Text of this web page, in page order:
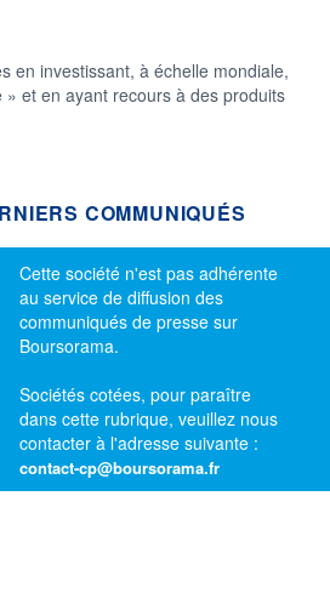
en investissant, à échelle mondiale,
et en ayant recours à des produits
COMMUNIQUÉS
Message d'information
Cette société n'est pas adhérente
au service de diffusion des
communiqués de presse sur
Boursorama.
Sociétés cotées, pour paraître
dans cette rubrique, veuillez nous
contacter à l'adresse suivante :
contact-cp@boursorama.fr